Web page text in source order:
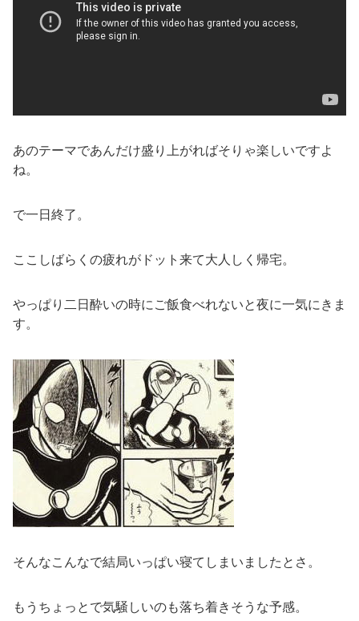
あのテーマであんだけ盛り上がればそりゃ楽しいですよ
ね。
で一日終了。
ここしばらくの疲れがドット来て大人しく帰宅。
やっぱり二日酔いの時にご飯食べれないと夜に一気にきま
す。
そんなこんなで結局いっぱい寝てしまいましたとさ。
もうちょっとで気騒しいのも落ち着きそうな予感。